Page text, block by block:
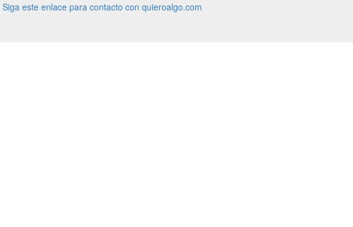
Siga este enlace para contacto con quieroalgo.com